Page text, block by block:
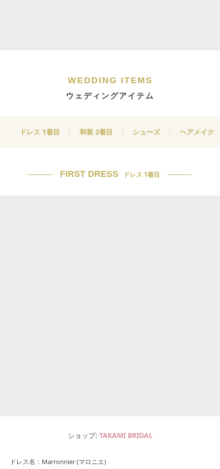
WEDDING ITEMS
ウェディングアイテム
ドレス 1着目 和装 2着目 シューズ ヘアメイク
FIRST DRESS ドレス 1着目
ショップ TAKAMI BRIDAL
ドレス名：Marronnier (マロニエ)